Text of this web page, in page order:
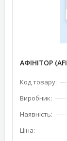
АФІНІТОР
Код товару:
Виробник:
Наявність:
Ціна: